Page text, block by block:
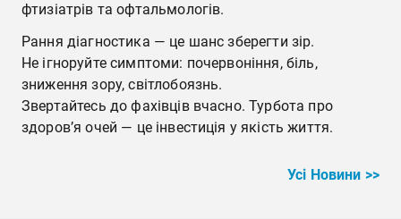
фтизіатрів та офтальмологів.
Рання діагностика — це шанс зберегти зір.
Не ігноруйте симптоми: почервоніння, біль,
зниження зору, світлобоязнь.
Звертайтесь до фахівців вчасно. Турбота про
здоров’я очей — це інвестиція у якість життя.
Усі Новини >>